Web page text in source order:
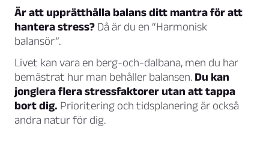
Är att upprätthålla balans ditt mantra för att
hantera stress? Då är du en “Harmonisk
balansör”.
Livet kan vara en berg-och-dalbana, men du har
bemästrat hur man behåller balansen. Du kan
jonglera flera stressfaktorer utan att tappa
bort dig. Prioritering och tidsplanering är också
andra natur för dig.